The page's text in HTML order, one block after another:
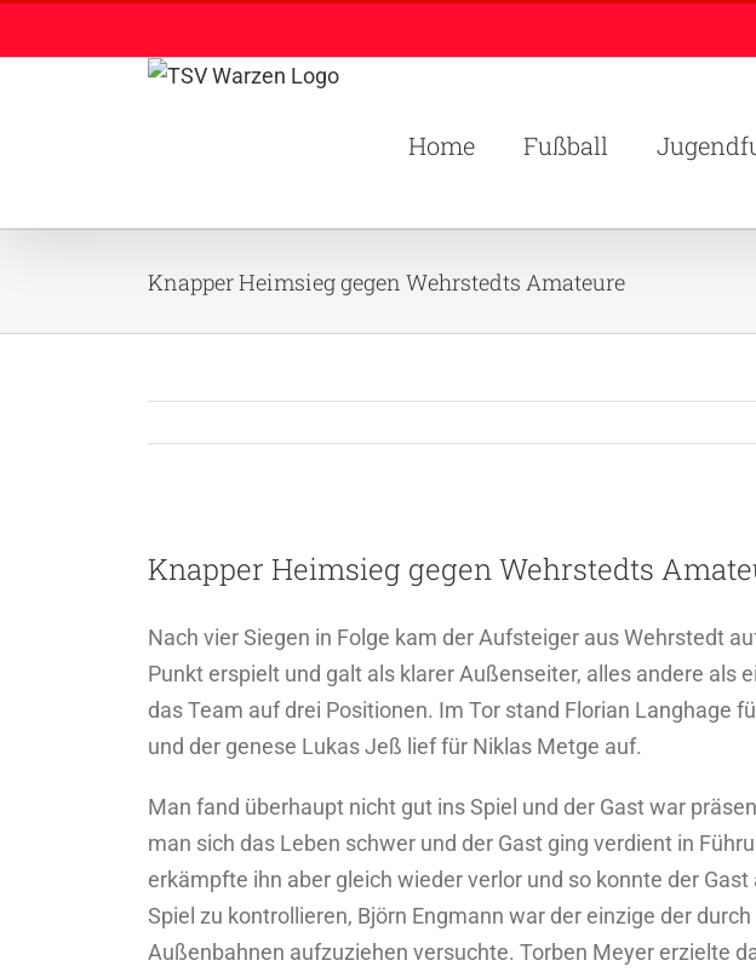
Inhalt
Home Fußball
Knapper Heimsieg gegen Wehrstedts Amateure
grösseres
Knapper Heimsieg gegen Wehrstedts
Nach vier Siegen in Folge kam der Aufsteiger aus Wehrstedt
Punkt erspielt und galt als klarer Außenseiter, alles andere als
das Team auf drei Positionen. Im Tor stand Florian Langhage
und der genese Lukas Jeß lief für Niklas Metge auf.
Man fand überhaupt nicht gut ins Spiel und der Gast war
man sich das Leben schwer und der Gast ging verdient in
erkämpfte ihn aber gleich wieder verlor und so konnte der
Spiel zu kontrollieren, Björn Engmann war der einzige der
Außenbahnen aufzuziehen versuchte. Torben Meyer erzielte